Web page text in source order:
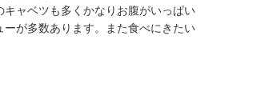
ャベツも多くかなりお腹がいっぱい
が多数あります。また食べにきたい